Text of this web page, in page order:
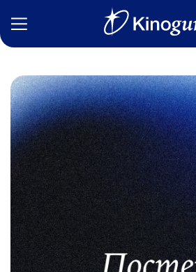
Фильмы
Статьи
Сериалы
Новости
Подборки
Рецензии